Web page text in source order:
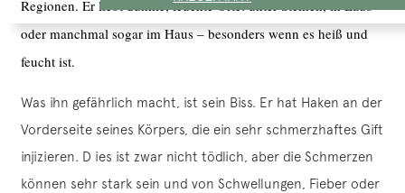
Regionen. Er liebt dunkle, feuchte Orte: unter Steinen, in Laub
oder manchmal sogar im Haus – besonders wenn es heiß und
feucht ist.
Was ihn gefährlich macht, ist sein Biss. Er hat Haken an der
Vorderseite seines Körpers, die ein sehr schmerzhaftes Gift
injizieren. D ies ist zwar nicht tödlich, aber die Schmerzen
können sehr stark sein und von Schwellungen, Fieber oder